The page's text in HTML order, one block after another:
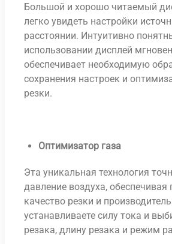
Большой и хорошо читаемый
легко увидеть настройки
расстоянии. Интуитивно
использовании дисплей
обеспечивает необходимую
сохранения настроек и
резки.
Оптимизатор газа
Эта уникальная технология
давление воздуха, обеспечивая
качество резки и
устанавливаете силу тока и
резака, длину резака и режим